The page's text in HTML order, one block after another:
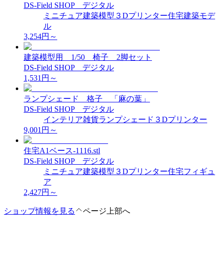
DS-Field SHOP デジタル
ミニチュア建築模型 ３Dプリンター住宅建築モデ
ル
3,254円～
建築模型用 1/50 椅子 2脚セット
DS-Field SHOP デジタル
1,531 円～
ランプシェード 格子 「麻の葉」
DS-Field SHOP デジタル
インテリア雑貨ランプシェード ３Dプリンター
9,001 円～
住宅A1ベース-1116.stl
DS-Field SHOP デジタル
ミニチュア建築模型 ３Dプリンター住宅フィギュ
ア
2,427円～
ショップ情報を見る ページ上部へ